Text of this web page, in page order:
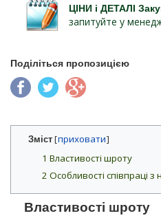
ЦІНИ і ДЕТАЛІ
запитуйте у
Поділіться пропозицією
Зміст[
]
1 Властивості шроту
2 Особливості співпраці
Властивості шроту